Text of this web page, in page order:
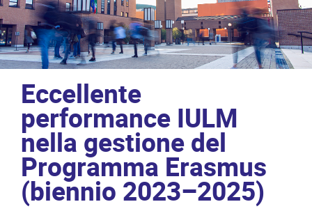
Eccellente
performance IULM
nella gestione del
Programma Erasmus
(biennio 2023–2025)